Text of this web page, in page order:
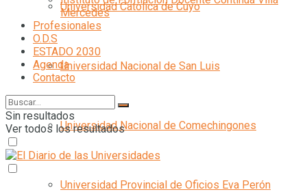
Universidad Católica de Cuyo
Universidad Nacional de San Luis
Universidad Nacional de Comechingones
Universidad Provincial de Oficios Eva Perón
Mercedes
Profesionales
O.D.S
ESTADO 2030
Agenda
Contacto
Sin resultados
Ver todos los resultados